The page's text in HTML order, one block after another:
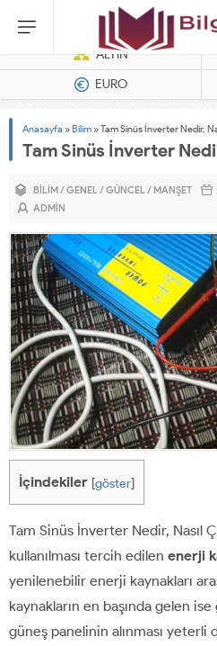
Dizel Jeneratörler
ALTIN
EURO
Anasayfa »Bilim »Tam Sinüs İnverter Nedir,
Tam Sinüs İnverter
BILIM/GENEL/GÜNCEL/ MANŞET
ADMIN
İçindekiler [göster]
Tam Sinüs İnverter Nedir, Nasıl
kullanılması tercih edilen enerji
yenilenebilir enerji kaynakları
kaynakların en başında gelen
güneş panelinin alınması